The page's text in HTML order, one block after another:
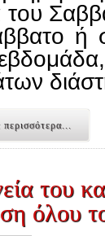
ή
περισσότερα...
του
όλου